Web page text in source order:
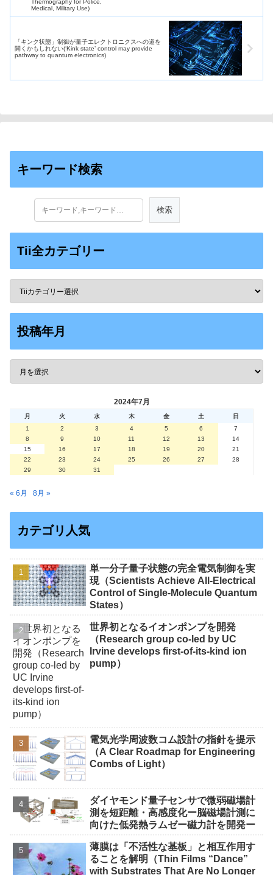
「キンク状態」制御が量子エレクトロニクスへの道を
開くかもしれない(‘Kink state’ control may provide
pathway to quantum electronics)
キーワード検索
Tii全カテゴリー
投稿年月
2024年7月
月 火 水 木 金 土
日
1
2 3 4 5 6
7
8
9 10 11 12 13
14
15
16 17 18 19 20
21
22
23 24 25 26 27
28
29
30 31
« 6月 8月 »
カテゴリ人気
単一分子量子状態の完全電気制御を実
現（Scientists Achieve All-Electrical
Control of Single-Molecule Quantum
States）
世界初となるイオンポンプを開発
（Research group co-led by UC
Irvine develops first-of-its-kind ion
pump）
電気光学周波数コム設計の指針を提示
（A Clear Roadmap for Engineering
Combs of Light）
ダイヤモンド量子センサで微弱磁場計
測を短距離・高感度化ー脳磁場計測に
向けた低発熱ラムゼー磁力計を開発ー
薄膜は「不活性な基板」と相互作用す
ることを解明（Thin Films “Dance”
with Substrates That Are No Longer